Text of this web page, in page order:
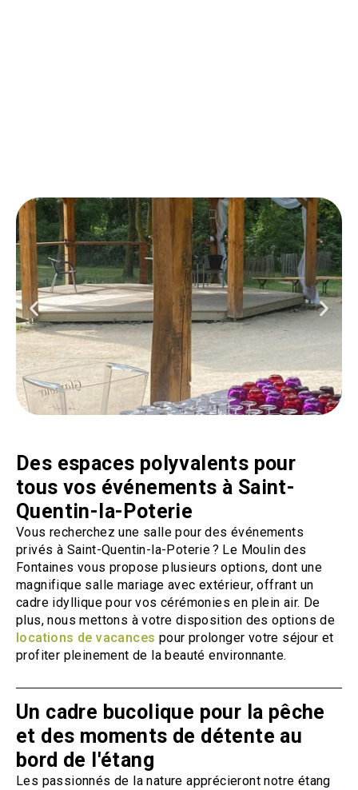
Des espaces polyvalents pour
tous vos événements à Saint-
Quentin-la-Poterie
Vous recherchez une salle pour des événements
privés à Saint-Quentin-la-Poterie ? Le Moulin des
Fontaines vous propose plusieurs options, dont une
magnifique salle mariage avec extérieur, offrant un
cadre idyllique pour vos cérémonies en plein air. De
plus, nous mettons à votre disposition des options de
locations de vacances pour prolonger votre séjour et
profiter pleinement de la beauté environnante.
Un cadre bucolique pour la pêche
et des moments de détente au
bord de l'étang
Les passionnés de la nature apprécieront notre étang